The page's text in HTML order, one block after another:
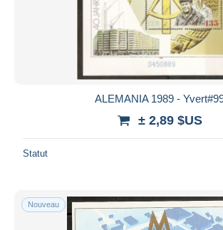
ALEMANIA 1989 -
± 2,89 $US
Statut
Nouveau